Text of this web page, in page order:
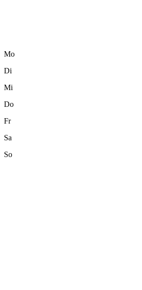
Mo
Di
Mi
Do
Fr
Sa
So